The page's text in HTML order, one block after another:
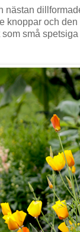
nästan
knoppar och
små spetsiga